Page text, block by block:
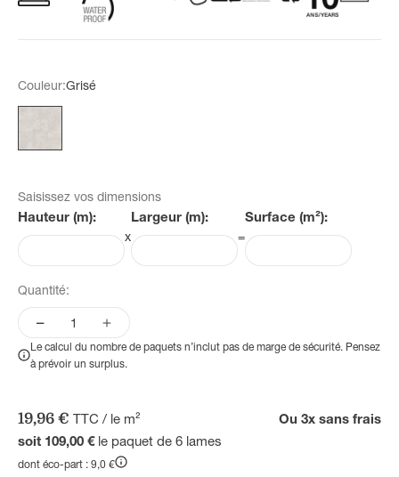
Couleur:Grisé
Saisissez vos dimensions
Hauteur (m):
x
Largeur (m):
=
Surface (m²):
Quantité:
Le calcul du nombre de paquets n’inclut pas de marge de sécurité. Pensez
à prévoir un surplus.
Prix de vente
19,96 € TTC / le m²
soit 109,00 €le paquet de 6 lames
dont éco-part : 9,0 €
Ou 3x sans frais